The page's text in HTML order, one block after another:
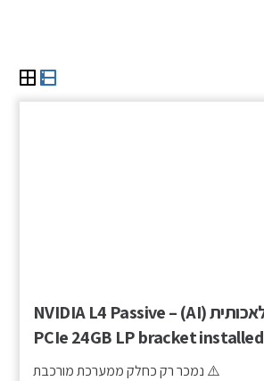
מאיץ בינה מלאכותית (AI) – NVIDIA L4 Passive
PCIe 24GB LP bracket installed
⚠️ נמכר רק כחלק ממערכת מורכבת